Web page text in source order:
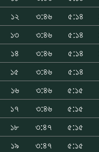
১২
৩:৪৬ ৫:১৪
১৩
৩:৪৬ ৫:১৪
১৪
৩:৪৬ ৫:১৪
১৫
৩:৪৬ ৫:১৪
১৬
৩:৪৬ ৫:১৫
১৭
৩:৪৬ ৫:১৫
১৮
৩:৪৭ ৫:১৫
১৯
৩:৪৭ ৫:১৫